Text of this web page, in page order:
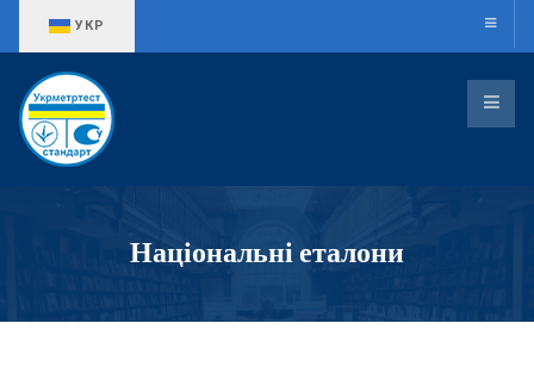
УКР
Національні еталони